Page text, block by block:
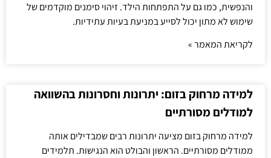
והנפשית, כמו גם על התפתחות הילד. זיהוי סימנים מוקדמים של
שימוש לא מתון יכול לסייע במניעת בעיות עתידיות.
לקריאת המאמר »
למידה מרחוק בזום: יתרונות וחסרונות בהשוואה
למודלים מסורתיים
למידה מרחוק בזום מציעה יתרונות רבים שמבדילים אותה
ממודלים מסורתיים. הראשון והבולט הוא הנגישות. תלמידים